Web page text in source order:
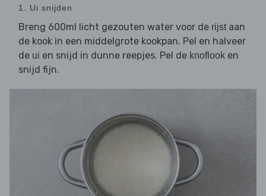
1. Ui snijden
Breng 600ml licht gezouten water voor de rijst aan
de kook in een middelgrote kookpan. Pel en halveer
de ui en snijd in dunne reepjes. Pel de knoflook en
snijd fijn.